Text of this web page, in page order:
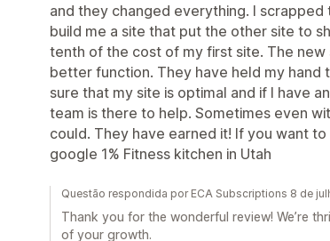
and they changed everything. I
build me a site that put the other site to
tenth of the cost of my first site. The
better function. They have held my hand
sure that my site is optimal and if I have
team is there to help. Sometimes even
could. They have earned it! If you want
google 1% Fitness kitchen in Utah
Questão respondida por ECA Subscriptions 8 de
Thank you for the wonderful review! We’re
of your growth.